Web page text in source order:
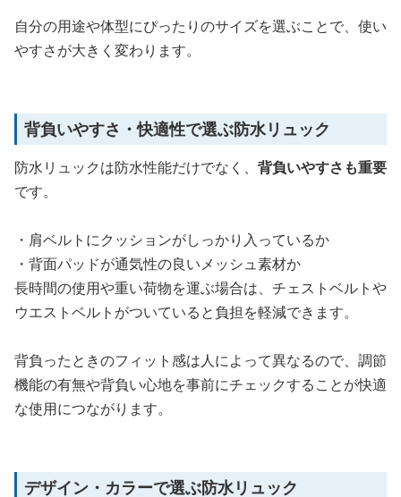
自分の用途や体型にぴったりのサイズを選ぶことで、使い
やすさが大きく変わります。
背負いやすさ・快適性で選ぶ防水リュック
防水リュックは防水性能だけでなく、 背負いやすさも重要
です。
・肩ベルトにクッションがしっかり入っているか
・背面パッドが通気性の良いメッシュ素材か
長時間の使用や重い荷物を運ぶ場合は、チェストベルトや
ウエストベルトがついていると負担を軽減できます。
背負ったときのフィット感は人によって異なるので、調節
機能の有無や背負い心地を事前にチェックすることが快適
な使用につながります。
デザイン・カラーで選ぶ防水リュック